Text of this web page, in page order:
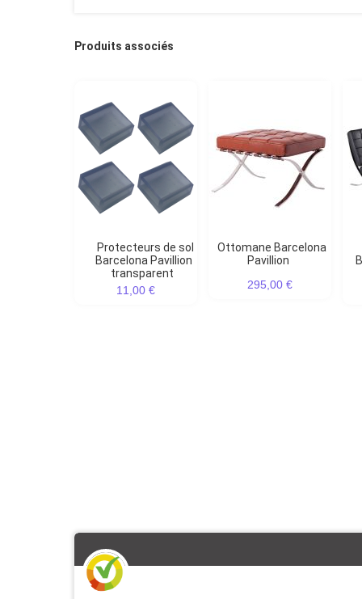
Produits associés
Protecteurs de sol
Barcelona Pavillion
transparent
11,00 €
Ottomane Barcelona
Pavillion
295,00 €